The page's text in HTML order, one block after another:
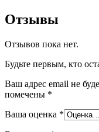
Отзывы
Отзывов пока нет.
Будьте первым, кто
Ваш адрес email не
помечены *
Ваша оценка *